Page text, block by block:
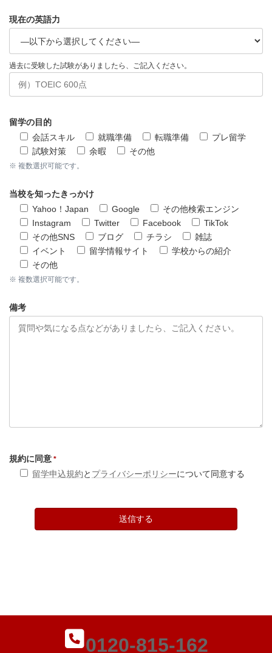
現在の英語力
過去に受験した試験がありましたら、ご記入ください。
留学の目的
会話スキル
就職準備 転職準備
プレ留学
試験対策
余暇 その他
※ 複数選択可能です。
当校を知ったきっかけ
Yahoo！Japan
Google
その他検索エンジン
Instagram
Twitter Facebook
TikTok
その他SNS
ブログ チラシ
雑誌
イベント
留学情報サイト
学校からの紹介
その他
※ 複数選択可能です。
備考
規約に同意 *
留学申込規約と プライバシーポリシーについて同意する
0120-815-162